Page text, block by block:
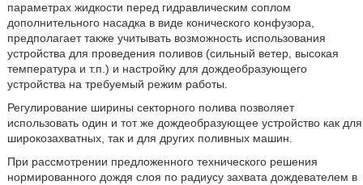
параметрах жидкости перед гидравлическим соплом
дополнительного насадка в виде конического конфузора,
предполагает также учитывать возможность использования
устройства для проведения поливов (сильный ветер, высокая
температура и т.п.) и настройку для дождеобразующего
устройства на требуемый режим работы.
Регулирование ширины секторного полива позволяет
использовать один и тот же дождеобразующее устройство как для
широкозахватных, так и для других поливных машин.
При рассмотрении предложенного технического решения
нормированного дождя слоя по радиусу захвата дождевателем в